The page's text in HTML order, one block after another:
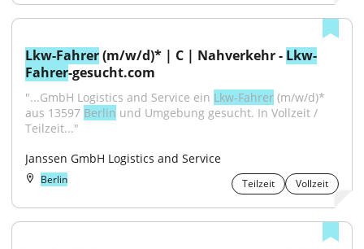
Lkw-Fahrer (m/w/d)* | C | Nahverkehr - Lkw-
Fahrer-gesucht.com
"...GmbH Logistics and Service ein Lkw-Fahrer (m/w/d)*
aus 13597 Berlin und Umgebung gesucht. In Vollzeit /
Teilzeit..."
Janssen GmbH Logistics and Service
Berlin Teilzeit Vollzeit